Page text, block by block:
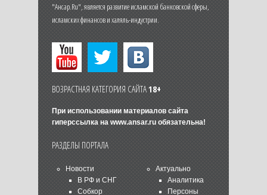
"Ансар.Ru", является развитие исламской банковской сферы,
исламских финансов и халяль-индустрии.
ВОЗРАСТНАЯ КАТЕГОРИЯ САЙТА18+
При использовании материалов сайта
гиперссылка на www.ansar.ruобязательна!
РАЗДЕЛЫ ПОРТАЛА
Новости
В РФ и СНГ
Собкор
Актуально
Аналитика
Персоны